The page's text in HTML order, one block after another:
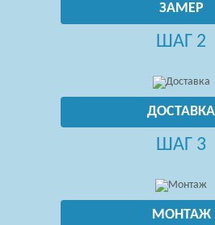
ЗАМЕР
ШАГ 2
ДОСТАВКА
ШАГ 3
МОНТАЖ